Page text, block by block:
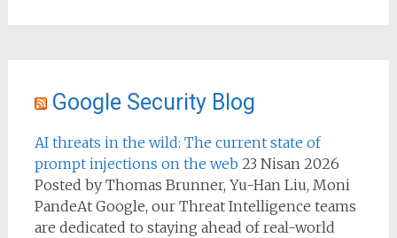
Google Security Blog
AI threats in the wild: The current state of
prompt injections on the web 23 Nisan 2026
Posted by Thomas Brunner, Yu-Han Liu, Moni
PandeAt Google, our Threat Intelligence teams
are dedicated to staying ahead of real-world